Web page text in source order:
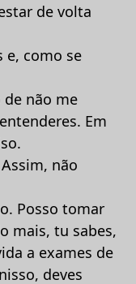
de volta
e, como se
de não me
Em
não
Posso tomar
mais, tu sabes,
a exames de
deves